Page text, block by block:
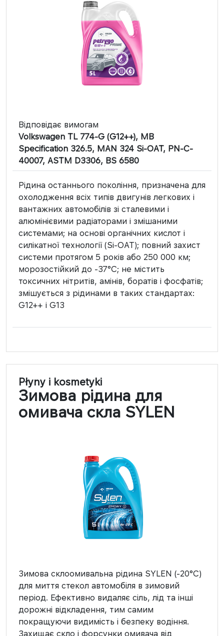
Відповідає вимогам
Volkswagen TL 774-G (G12++), MB
Specification 326.5, MAN 324 Si-OAT, PN-C-
40007, ASTM D3306, BS 6580
Рідина останнього покоління, призначена для
охолодження всіх типів двигунів легкових і
вантажних автомобілів зі сталевими і
алюмінієвими радіаторами і змішаними
системами; на основі органічних кислот і
силікатної технології (Si-OAT); повний захист
системи протягом 5 років або 250 000 км;
морозостійкий до -37°C; не містить
токсичних нітритів, амінів, боратів і фосфатів;
змішується з рідинами в таких стандартах:
G12++ і G13
Płyny i kosmetyki
Зимова рідина для
омивача скла SYLEN
Зимова склоомивальна рідина SYLEN (-20°C)
для миття стекол автомобіля в зимовий
період. Ефективно видаляє сіль, лід та інші
дорожні відкладення, тим самим
покращуючи видимість і безпеку водіння.
Захищає скло і форсунки омивача від